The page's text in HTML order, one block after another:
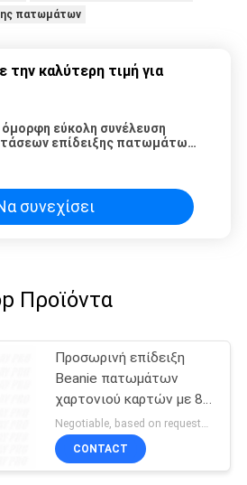
πατωμάτων
καλύτερη τιμή για
όμορφη εύκολη συνέλευση
επίδειξης πατωμάτων
συνεχίσει
Προϊόντα
Προσωρινή επίδειξη
Beanie πατωμάτων
χαρτονιού καρτών με 8
γάντζους/εξαρτήματα
κρεμαστρών
Negotiable, based on requests MOQ:300 PC/μονάδα
CONTACT